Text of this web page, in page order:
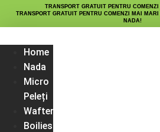
TRANSPORT GRATUIT PENTRU
TRANSPORT GRATUIT PENTRU COMENZI MAI
NADA!
Home
Nada
Micro
Peleți
Wafters
Boilies